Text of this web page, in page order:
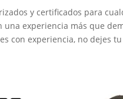
y certificados para
una experiencia más que
con experiencia, no dejes